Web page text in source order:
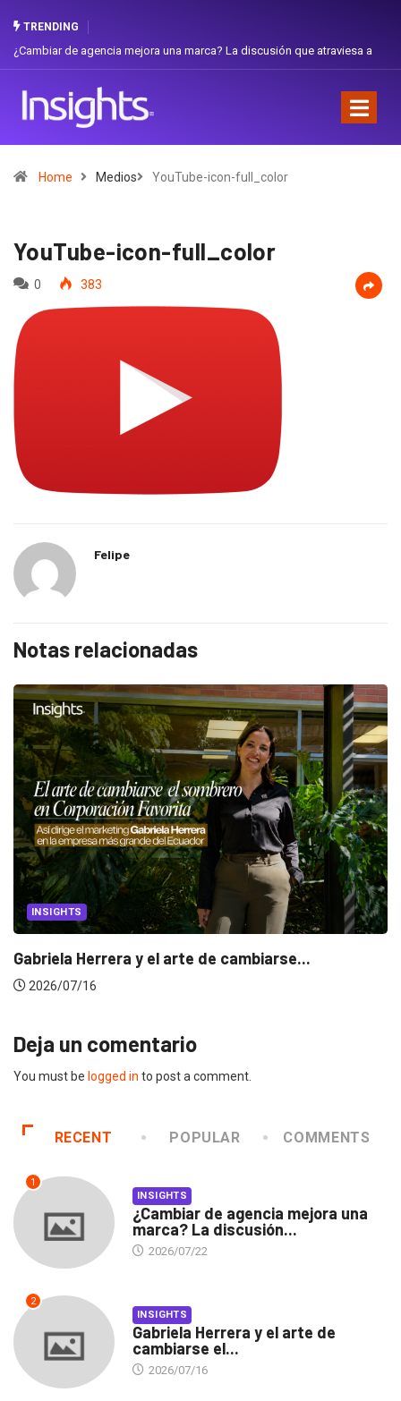
TRENDING
de agencia mejora una marca? La discusión que atraviesa a
Home Medios YouTube-icon-full_color
YouTube-icon-full_color
0 383
Felipe
Notas relacionadas
INSIGHTS
Gabriela Herrera y el arte de cambiarse...
2026/07/16
Deja un comentario
You must be logged in to post a comment.
RECENT POPULAR COMMENTS
1
INSIGHTS
¿Cambiar de agencia mejora una
marca? La discusión...
2026/07/22
2
INSIGHTS
Gabriela Herrera y el arte de
cambiarse el...
2026/07/16